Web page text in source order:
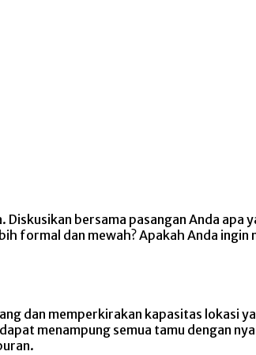
bersama pasangan Anda apa
formal dan mewah? Apakah Anda ingin
dan memperkirakan kapasitas lokasi
menampung semua tamu dengan